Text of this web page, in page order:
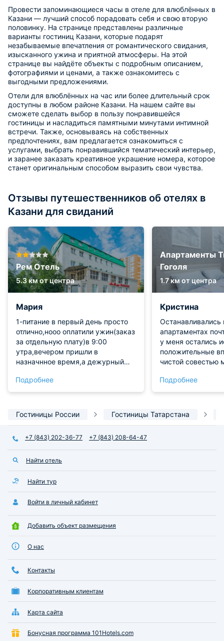
Провести запоминающиеся часы в отеле для влюблённых в
Казани — лучший способ порадовать себя и свою вторую
половинку. На странице представлены различные
варианты гостиниц Казани, которые подарят
незабываемые впечатления от романтического свидания,
изысканного ужина и приятной атмосферы. На этой
странице вы найдёте объекты с подробным описанием,
фотографиями и ценами, а также ознакомитесь с
выгодными предложениями.
Отели для влюблённых на час или более длительный срок
доступны в любом районе Казани. На нашем сайте вы
сможете сделать выбор в пользу понравившейся
гостиницы и насладиться памятными минутами интимной
встречи. Также, основываясь на собственных
предпочтениях, вам предлагается ознакомиться с
услугами, выбрать понравившийся тематический интерьер,
и заранее заказать креативное украшение номера, которое
станет оригинальным способом выразить свои чувства.
Отзывы путешественников об отелях в
Казани для свиданий
Рем Отель
5.3 км от центра
Мария
1-питание в первый день просто
отлично,нооо оплатили ужин(заказ
за отдельную плату)в 9:00
утра,вечером пришли в
назначнное время,а дежурный
оплаченый ужмн,в итоге
вместо:щапеченый
салат(меню было обговорено с
с утренеими тефтелями.....После
выяснениия и ожидания еще 1
часа,нам приготовили
картофель,конечно не с люля а
котлетой...никакого кыстыбы
естественно не было...
Подробнее
Апартаменты
Гоголя
1.7 км от центра
Кристина
Останавливались
апартаментах
у меня остались
положительные
чистой совестью
В квартире
настоящему
порадовало
Огромное
Подробнее
Гостиницы России Гостиницы Татарстана
+7 (843) 202-36-77 +7 (843) 208-64-47
Найти отель
Найти тур
Войти в личный кабинет
Добавить объект размещения
О нас
Контакты
Корпоративным клиентам
Карта сайта
Бонусная программа 101Hotels.com